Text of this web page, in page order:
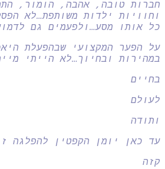
חברות טובה, אהבה, הומור,
וחוויות ילדות משותפת…לא
כל אותו מסע…ולפעמים גם
על הפער המקצועי שבהפעלת
במהירות ובחיוך…לא הייתי
בחיים
לעולם
ותודה
עד כאן יומן הקפטין להפלגה זו
קזה